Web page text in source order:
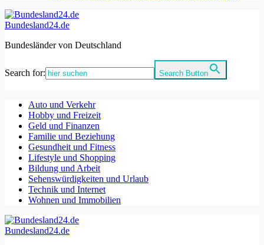
Bundesland24.de
Bundesländer von Deutschland
Search for: Search Button
Auto und Verkehr
Hobby und Freizeit
Geld und Finanzen
Familie und Beziehung
Gesundheit und Fitness
Lifestyle und Shopping
Bildung und Arbeit
Sehenswürdigkeiten und Urlaub
Technik und Internet
Wohnen und Immobilien
Bundesland24.de